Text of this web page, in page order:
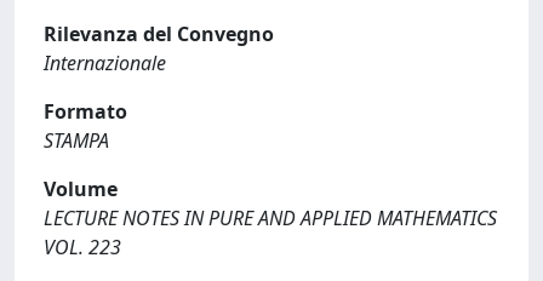
Rilevanza del Convegno
Internazionale
Formato
STAMPA
Volume
LECTURE NOTES IN PURE AND APPLIED MATHEMATICS
VOL. 223